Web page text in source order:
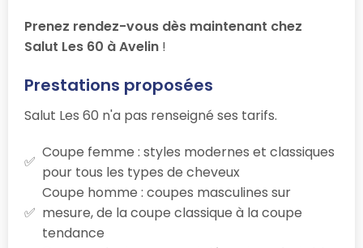
Prenez rendez-vous dès maintenant chez
Salut Les 60 à Avelin !
Prestations proposées
Salut Les 60 n'a pas renseigné ses tarifs.
Coupe femme : styles modernes et classiques
pour tous les types de cheveux
Coupe homme : coupes masculines sur
mesure, de la coupe classique à la coupe
tendance